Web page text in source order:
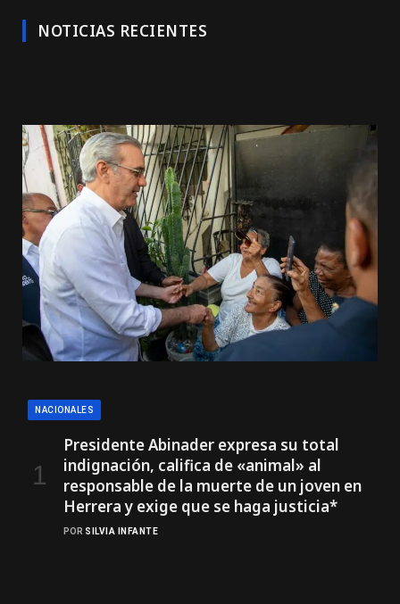
NOTICIAS RECIENTES
NACIONALES
Presidente Abinader expresa su total
indignación, califica de «animal» al
responsable de la muerte de un joven en
Herrera y exige que se haga justicia*
POR SILVIA INFANTE